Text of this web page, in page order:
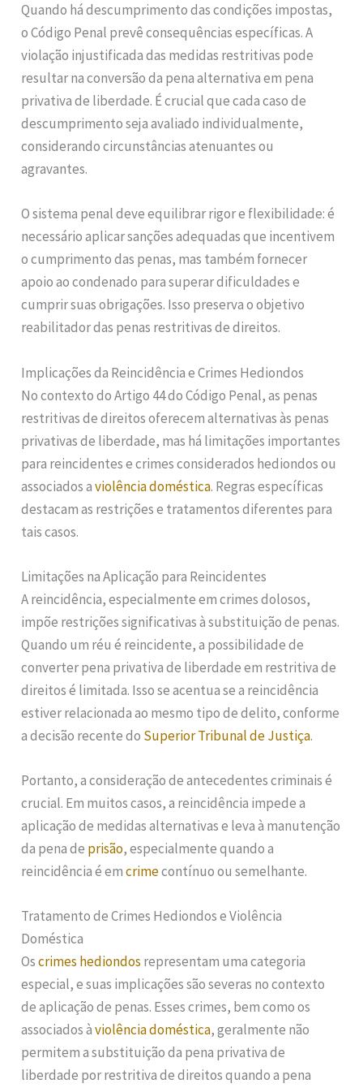
Quando há descumprimento das condições impostas,
o Código Penal prevê consequências específicas. A
violação injustificada das medidas restritivas pode
resultar na conversão da pena alternativa em pena
privativa de liberdade. É crucial que cada caso de
descumprimento seja avaliado individualmente,
considerando circunstâncias atenuantes ou
agravantes.
O sistema penal deve equilibrar rigor e flexibilidade: é
necessário aplicar sanções adequadas que incentivem
o cumprimento das penas, mas também fornecer
apoio ao condenado para superar dificuldades e
cumprir suas obrigações. Isso preserva o objetivo
reabilitador das penas restritivas de direitos.
Implicações da Reincidência e Crimes Hediondos
No contexto do Artigo 44 do Código Penal, as penas
restritivas de direitos oferecem alternativas às penas
privativas de liberdade, mas há limitações importantes
para reincidentes e crimes considerados hediondos ou
associados aviolência doméstica. Regras específicas
destacam as restrições e tratamentos diferentes para
tais casos.
Limitações na Aplicação para Reincidentes
A reincidência, especialmente em crimes dolosos,
impõe restrições significativas à substituição de penas.
Quando um réu é reincidente, a possibilidade de
converter pena privativa de liberdade em restritiva de
direitos é limitada. Isso se acentua se a reincidência
estiver relacionada ao mesmo tipo de delito, conforme
a decisão recente do Superior Tribunal de Justiça.
Portanto, a consideração de antecedentes criminais é
crucial. Em muitos casos, a reincidência impede a
aplicação de medidas alternativas e leva à manutenção
da pena de prisão, especialmente quando a
reincidência é emcrimecontínuo ou semelhante.
Tratamento de Crimes Hediondos e Violência
Doméstica
Oscrimes hediondos representam uma categoria
especial, e suas implicações são severas no contexto
de aplicação de penas. Esses crimes, bem como os
associados àviolência doméstica, geralmente não
permitem a substituição da pena privativa de
liberdade por restritiva de direitos quando a pena